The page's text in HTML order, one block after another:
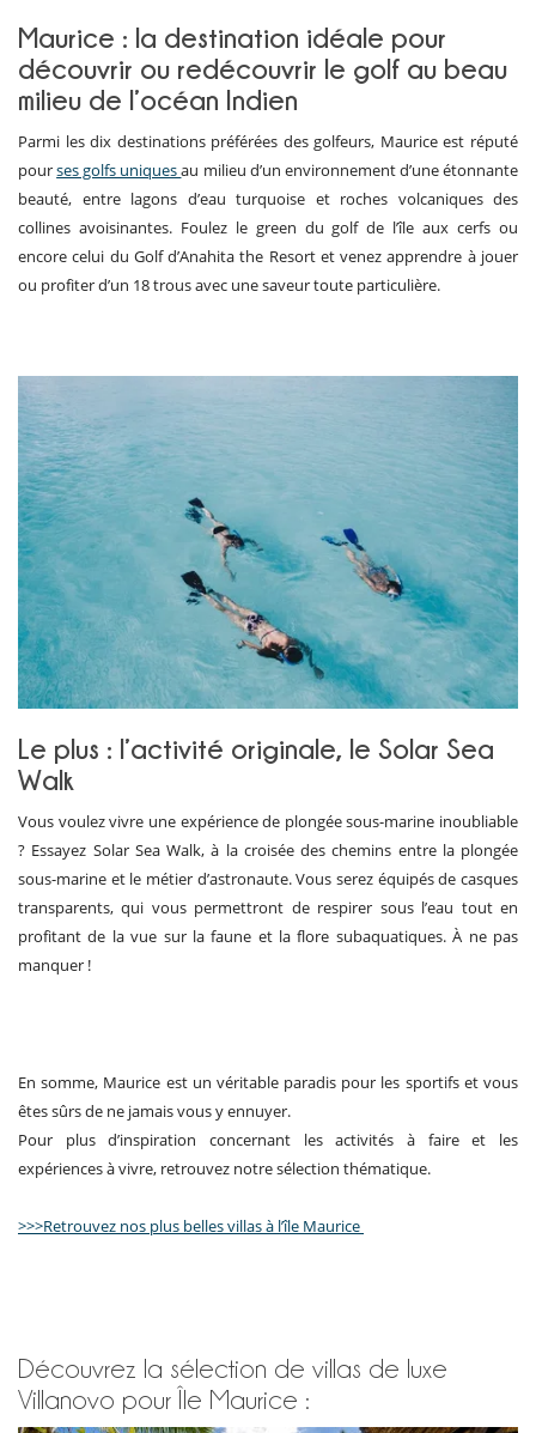
Maurice : la destination idéale pour
découvrir ou redécouvrir le golf au beau
milieu de l’océan Indien
Parmi les dix destinations préférées des golfeurs, Maurice est réputé
pourses golfs uniquesau milieu d’un environnement d’une étonnante
beauté, entre lagons d’eau turquoise et roches volcaniques des
collines avoisinantes. Foulez le green du golf de l’île aux cerfs ou
encore celui du Golf d’Anahita the Resort et venez apprendre à jouer
ou profiter d’un 18 trous avec une saveur toute particulière.
Le plus : l’activité originale, le Solar Sea
Walk
Vous voulez vivre une expérience de plongée sous-marine inoubliable
? Essayez Solar Sea Walk, à la croisée des chemins entre la plongée
sous-marine et le métier d’astronaute. Vous serez équipés de casques
transparents, qui vous permettront de respirer sous l’eau tout en
profitant de la vue sur la faune et la flore subaquatiques. À ne pas
manquer !
En somme, Maurice est un véritable paradis pour les sportifs et vous
êtes sûrs de ne jamais vous y ennuyer.
Pour plus d’inspiration concernant les activités à faire et les
expériences à vivre, retrouvez notre sélection thématique.
>>>Retrouvez nos plus belles villas à l’île Maurice
Découvrez la sélection de villas de luxe
Villanovo pour Île Maurice :